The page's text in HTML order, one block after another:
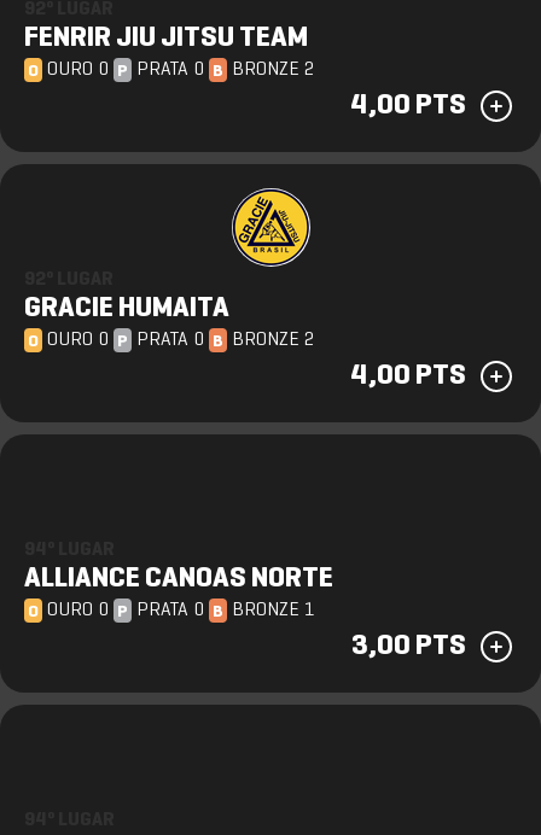
FENRIR JIU JITSU TEAM
O OURO 0 P PRATA 0 B BRONZE 2
4,00 PTS
GRACIE HUMAITA
O OURO 0 P PRATA 0 B BRONZE 2
4,00 PTS
ALLIANCE CANOAS NORTE
O OURO 0 P PRATA 0 B BRONZE 1
3,00 PTS